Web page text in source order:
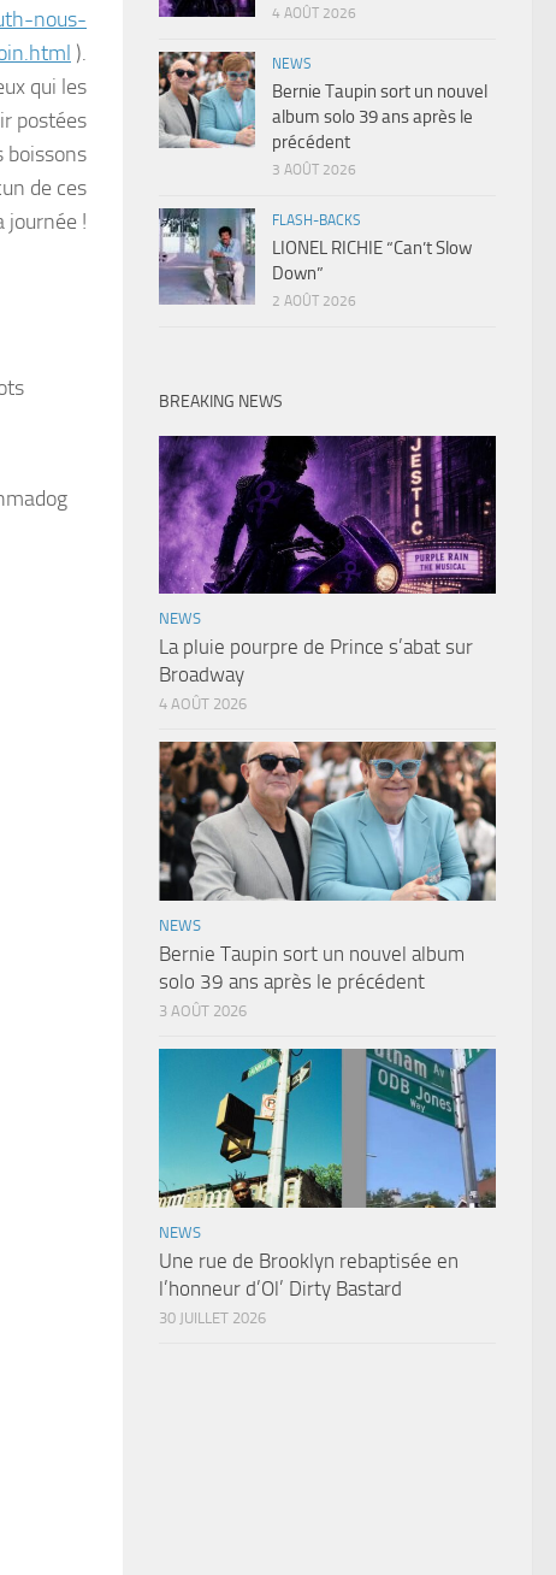
nous-
).
qui les
postées
boissons
de ces
journée !
4 AOÛT 2026
NEWS
Bernie Taupin sort un nouvel
album solo 39 ans après le
précédent
3 AOÛT 2026
FLASH-BACKS
LIONEL RICHIE “Can’t Slow
Down”
2 AOÛT 2026
BREAKING NEWS
NEWS
La pluie pourpre de Prince s’abat sur
Broadway
4 AOÛT 2026
NEWS
Bernie Taupin sort un nouvel album
solo 39 ans après le précédent
3 AOÛT 2026
NEWS
Une rue de Brooklyn rebaptisée en
l’honneur d’Ol’ Dirty Bastard
30 JUILLET 2026